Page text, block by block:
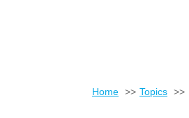
Home Topics